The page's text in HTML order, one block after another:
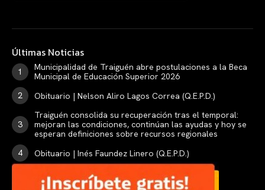
Últimas Noticias
Municipalidad de Traiguén abre postulaciones a la Beca
Municipal de Educación Superior 2026
Obituario | Nelson Aliro Lagos Correa (Q.E.P.D.)
Traiguén consolida su recuperación tras el temporal:
mejoran las condiciones, continúan las ayudas y hoy se
esperan definiciones sobre recursos regionales
Obituario | Inés Faundez Linero (Q.E.P.D.)